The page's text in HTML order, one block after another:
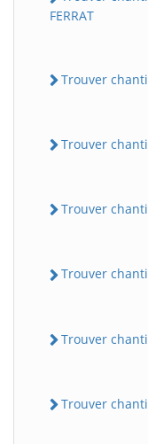
FERRAT
Trouver
Trouver
Trouver
Trouver
Trouver
Trouver